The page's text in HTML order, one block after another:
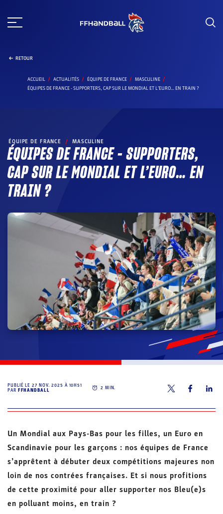
au
RETOUR
ACCUEIL ACTUALITÉS ÉQUIPE DE FRANCE
MASCULINE
ÉQUIPES DE FRANCE - SUPPORTERS, CAP SUR LE MONDIAL ET L’EURO… EN TRAIN ?
ÉQUIPE DE FRANCE / MASCULINE
ÉQUIPES DE FRANCE – SUPPORTERS,
CAP SUR LE MONDIAL ET L’EURO… EN
TRAIN ?
PUBLIÉ LE27 NOV. 2025 À 10H51
PAR FFHANDBALL 2 MIN.
Un Mondial aux Pays-Bas pour les filles, un Euro en
Scandinavie pour les garçons : nos équipes de France
s’apprêtent à débuter deux compétitions majeures non
loin de nos contrées françaises. Et si nous profitions
de cette proximité pour aller supporter nos Bleu(e)s
en polluant moins, en train ?